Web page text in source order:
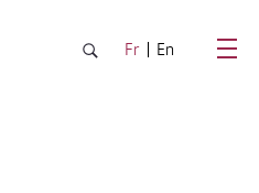
Fr En